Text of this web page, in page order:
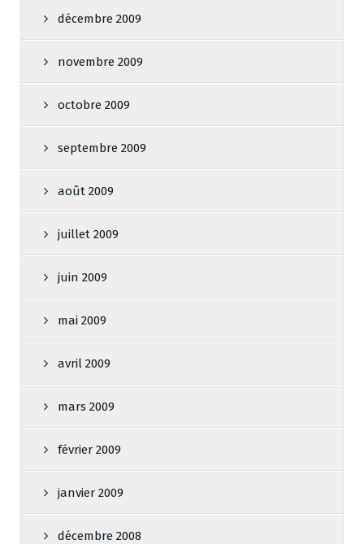
décembre 2009
novembre 2009
octobre 2009
septembre 2009
août 2009
juillet 2009
juin 2009
mai 2009
avril 2009
mars 2009
février 2009
janvier 2009
décembre 2008